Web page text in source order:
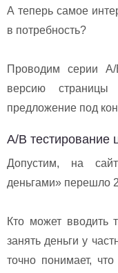
А теперь самое
в потребность?
Проводим серии A/
версию
предложение под
A/B тестирование
Допустим, на
деньгами» перешло
Кто может вводить
занять деньги у
точно понимает,